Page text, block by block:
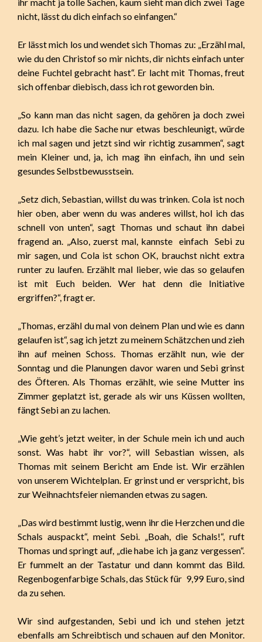
nicht, lässt du dich einfach so einfangen.“
Er lässt mich los und wendet sich Thomas zu: „Erzähl mal,
wie du den Christof so mir nichts, dir nichts einfach unter
deine Fuchtel gebracht hast“. Er lacht mit Thomas, freut
sich offenbar diebisch, dass ich rot geworden bin.
„So kann man das nicht sagen, da gehören ja doch zwei
dazu. Ich habe die Sache nur etwas beschleunigt, würde
ich mal sagen und jetzt sind wir richtig zusammen“, sagt
mein Kleiner und, ja, ich mag ihn einfach, ihn und sein
gesundes Selbstbewusstsein.
„Setz dich, Sebastian, willst du was trinken. Cola ist noch
hier oben, aber wenn du was anderes willst, hol ich das
schnell von unten“, sagt Thomas und schaut ihn dabei
fragend an. „Also, zuerst mal, kannste einfach Sebi zu
mir sagen, und Cola ist schon OK, brauchst nicht extra
runter zu laufen. Erzählt mal lieber, wie das so gelaufen
ist mit Euch beiden. Wer hat denn die Initiative
ergriffen?“, fragt er.
„Thomas, erzähl du mal von deinem Plan und wie es dann
gelaufen ist“, sag ich jetzt zu meinem Schätzchen und zieh
ihn auf meinen Schoss. Thomas erzählt nun, wie der
Sonntag und die Planungen davor waren und Sebi grinst
des Öfteren. Als Thomas erzählt, wie seine Mutter ins
Zimmer geplatzt ist, gerade als wir uns Küssen wollten,
fängt Sebi an zu lachen.
„Wie geht’s jetzt weiter, in der Schule mein ich und auch
sonst. Was habt ihr vor?“, will Sebastian wissen, als
Thomas mit seinem Bericht am Ende ist. Wir erzählen
von unserem Wichtelplan. Er grinst und er verspricht, bis
zur Weihnachtsfeier niemanden etwas zu sagen.
„Das wird bestimmt lustig, wenn ihr die Herzchen und die
Schals auspackt“, meint Sebi. „Boah, die Schals!“, ruft
Thomas und springt auf, „die habe ich ja ganz vergessen“.
Er fummelt an der Tastatur und dann kommt das Bild.
Regenbogenfarbige Schals, das Stück für 9,99 Euro, sind
da zu sehen.
Wir sind aufgestanden, Sebi und ich und stehen jetzt
ebenfalls am Schreibtisch und schauen auf den Monitor.